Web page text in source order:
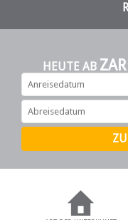
HEUTE AB